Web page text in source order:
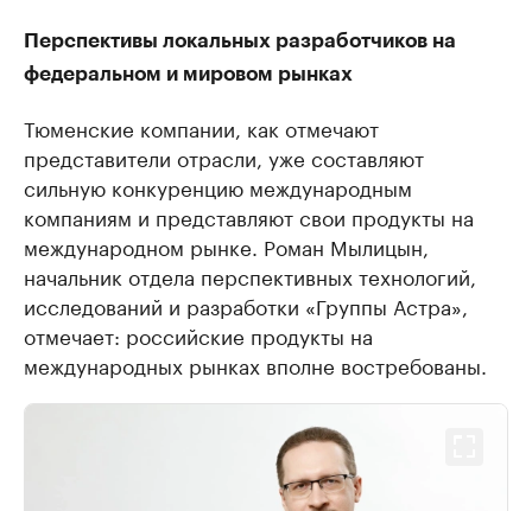
Перспективы локальных разработчиков на
федеральном и мировом рынках
Тюменские компании, как отмечают
представители отрасли, уже составляют
сильную конкуренцию международным
компаниям и представляют свои продукты на
международном рынке. Роман Мылицын,
начальник отдела перспективных технологий,
исследований и разработки «Группы Астра»,
отмечает: российские продукты на
международных рынках вполне востребованы.